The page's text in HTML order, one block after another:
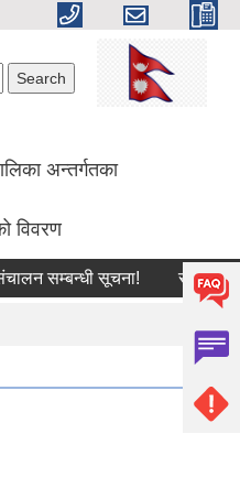
अन्तर्गतका
विवरण
सम्बन्धी सूचना! सामाजिक